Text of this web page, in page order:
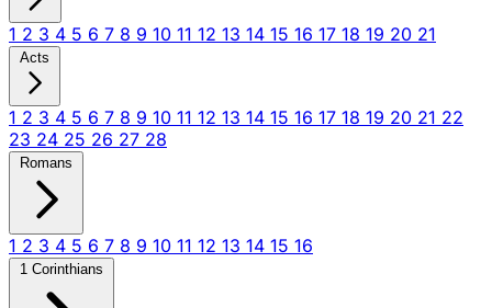
1 2 3 4 5 6 7 8 9 10 11 12 13 14 15 16 17 18 19 20 21
Acts
1 2 3 4 5 6 7 8 9 10 11 12 13 14 15 16 17 18 19 20 21 22
23 24 25 26 27 28
Romans
1 2 3 4 5 6 7 8 9 10 11 12 13 14 15 16
1 Corinthians